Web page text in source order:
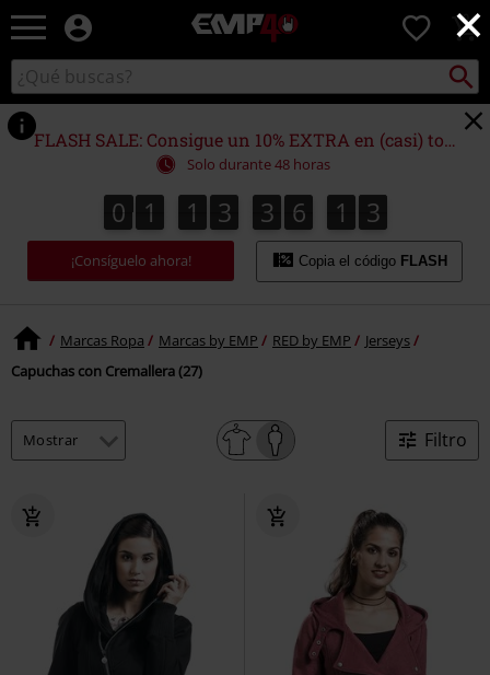
×
EMP
Música,
TV
Gaming
Merch
Ropa
Alternativa
0
Buscar
en
el
catálogo
Buscar
FLASH SALE: Consigue un 10% EXTRA en (casi) todo
Solo durante 48 horas
0
0 1
1 1
1 3
3 3
3 6
6 1
1 1
2
1
3
2
¡Consíguelo ahora! Copia el código FLASH
Marcas Ropa Marcas by EMP RED by EMP
Jerseys
Capuchas con Cremallera (27)
Filtro